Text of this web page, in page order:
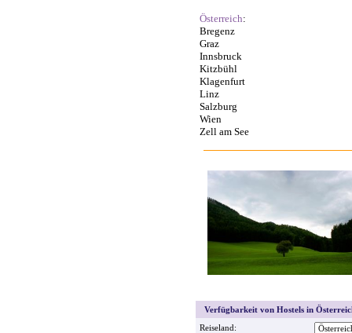
Österreich:
Bregenz
Graz
Innsbruck
Kitzbühl
Klagenfurt
Linz
Salzburg
Wien
Zell am See
Verfügbarkeit von Hostels in
Reiseland: